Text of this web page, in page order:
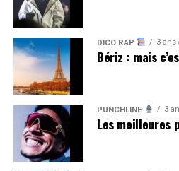
DICO RAP 3 ans
Bériz : mais
PUNCHLINE 3
Les meilleures